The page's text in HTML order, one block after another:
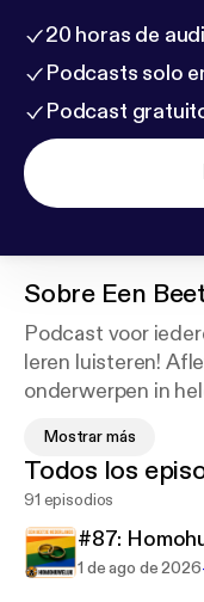
20 horas de
Podcasts solo
Podcast
Sobre Een
Podcast voor
leren luisteren!
onderwerpen in
om mee te lezen.
Beetje
[en] Learn Dutch
podcast! Episodes
Mostrar más
Todos los
91 episodios
#87:
1 de ago de 2026